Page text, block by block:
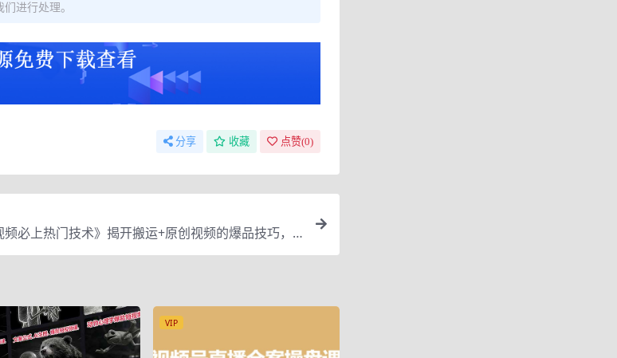
进行处理。
分享 收藏 点赞(0)
频必上热门技术》揭开搬运+原创视频的爆品技巧，
热一个
VIP